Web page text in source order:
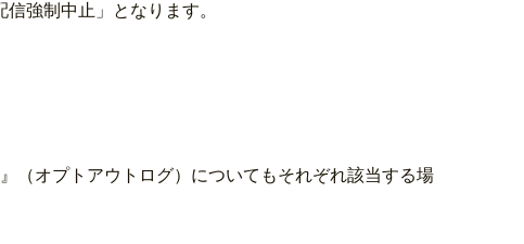
強制中止」となります。
（オプトアウトログ）についてもそれぞれ該当する場